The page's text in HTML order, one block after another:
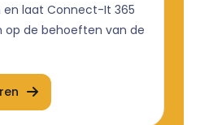
en laat Connect-It 365
op de behoeften van de